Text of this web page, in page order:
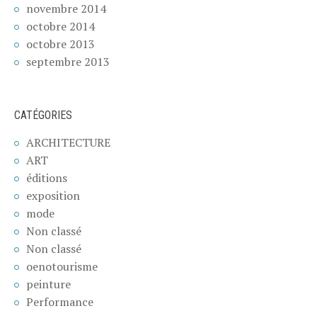
novembre 2014
octobre 2014
octobre 2013
septembre 2013
CATÉGORIES
ARCHITECTURE
ART
éditions
exposition
mode
Non classé
Non classé
oenotourisme
peinture
Performance